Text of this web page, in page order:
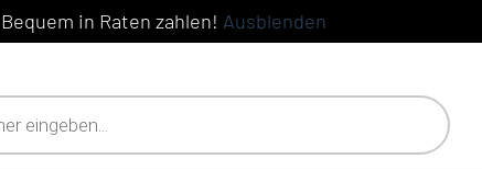
in Raten zahlen! Ausblenden